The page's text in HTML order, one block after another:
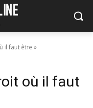
il faut être »
où il faut